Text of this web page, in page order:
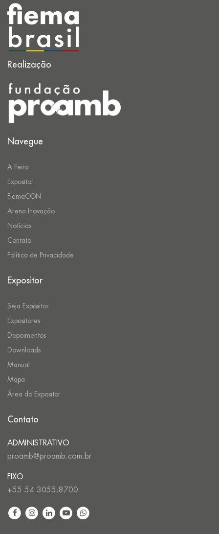
Realização
Navegue
A Feira
Expositor
FiemaCON
Arena Inovação
Notícias
Contato
Política de Privacidade
Expositor
Seja Expositor
Expositores
Depoimentos
Downloads
Manual
Mapa
Área do Expositor
Contato
ADMINISTRATIVO
proamb@proamb.com.br
FIXO
+55 54 3055.8700